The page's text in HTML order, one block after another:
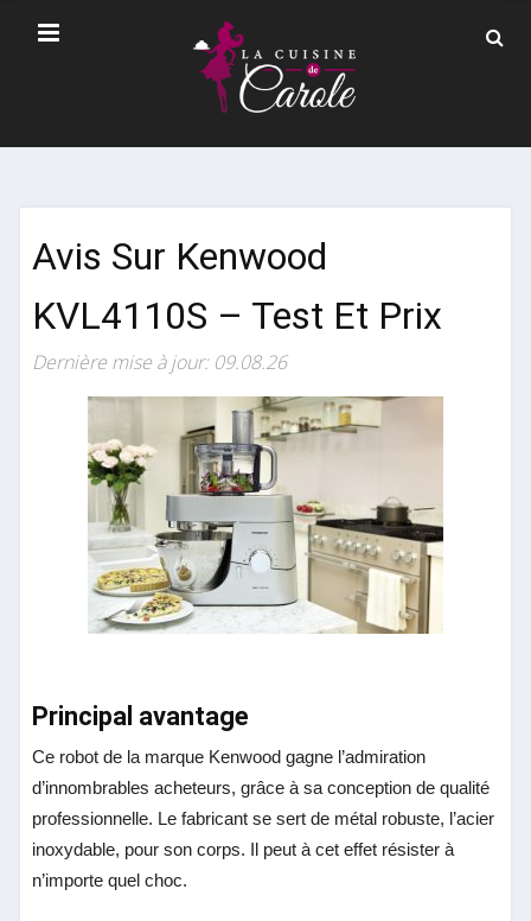
Avis Sur Kenwood
KVL4110S – Test Et Prix
Dernière mise à jour: 09.08.26
Principal avantage
Ce robot de la marque Kenwood gagne l’admiration
d’innombrables acheteurs, grâce à sa conception de qualité
professionnelle. Le fabricant se sert de métal robuste, l’acier
inoxydable, pour son corps. Il peut à cet effet résister à
n’importe quel choc.